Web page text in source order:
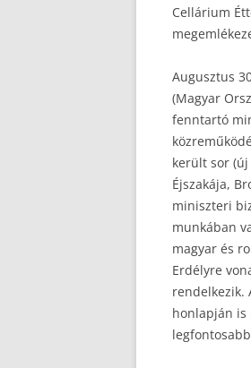
Cellárium
Augusztus
(Magyar
fenntartó
került sor
Éjszakája,
miniszteri
munkában
magyar és
Erdélyre
rendelkezik.
honlapján is